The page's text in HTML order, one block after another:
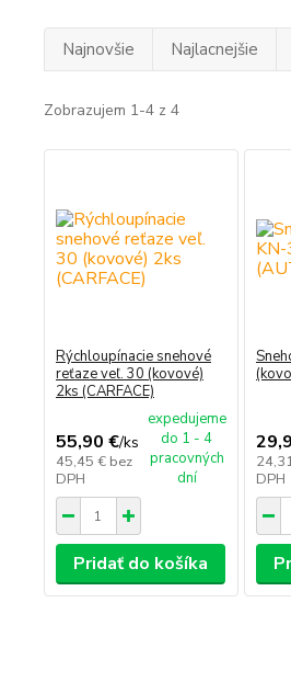
Najnovšie Najlacnejšie
Zobrazujem 1-4 z 4
Rýchloupínacie snehové
reťaze veľ. 30 (kovové)
2ks (CARFACE)
55,90 €/ks
45,45 € bez
DPH
expedujeme
do 1 - 4
pracovných
dní
Pridať do košíka
DPH